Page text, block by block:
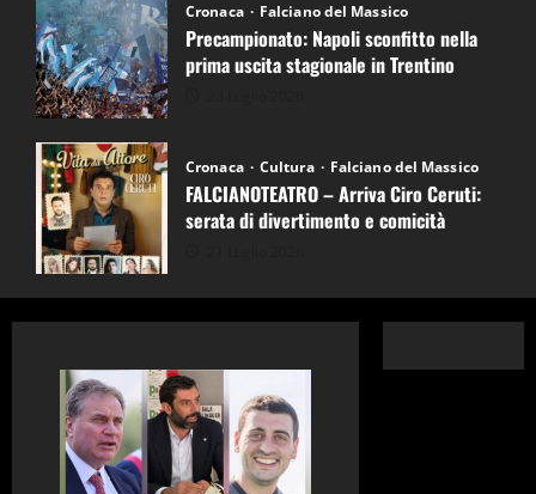
Cronaca Falciano del Massico
Precampionato: Napoli sconfitto nella
prima uscita stagionale in Trentino
Cronaca Cultura Falciano del Massico
FALCIANOTEATRO – Arriva Ciro Ceruti:
serata di divertimento e comicità